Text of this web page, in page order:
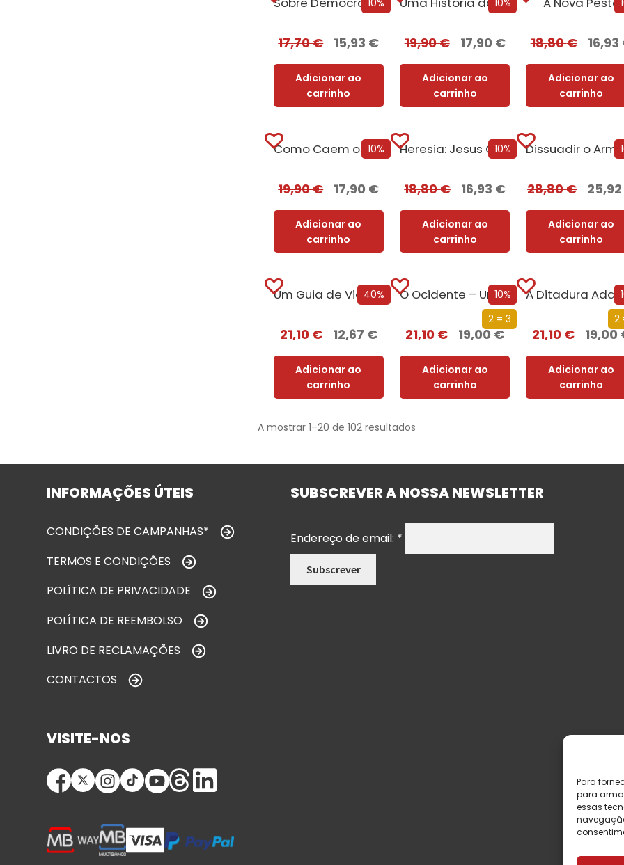
Para
para
essas
10%
17,70€ 15,93 €
Adicionar ao
carrinho
10%
19,90€ 17,90 €
Adicionar ao
carrinho
18,80€ 16,93
Adicionar ao
carrinho
10%
Como Caem os Tiranos e Como Sobrevivem as Nações
19,90€ 17,90 €
Adicionar ao
carrinho
10%
Heresia: Jesus Cristo e os Outros Filhos de Deus
18,80€ 16,93 €
Adicionar ao
carrinho
28,80€ 25,92
Adicionar ao
carrinho
40%
Um Guia de Viagem Pela Idade Média
21,10€ 12,67 €
Adicionar ao
carrinho
10%
2 = 3
O Ocidente – Uma Nova História de um Conceito Milenar
21,10€ 19,00€
Adicionar ao
carrinho
2
21,10€ 19,00
Adicionar ao
carrinho
A mostrar 1–20 de 102 resultados
INFORMAÇÕES ÚTEIS
CONDIÇÕES DE CAMPANHAS*
TERMOS E CONDIÇÕES
POLÍTICA DE PRIVACIDADE
POLÍTICA DE REEMBOLSO
LIVRO DE RECLAMAÇÕES
CONTACTOS
SUBSCREVER A NOSSA NEWSLETTER
Endereço de email: *
VISITE-NOS